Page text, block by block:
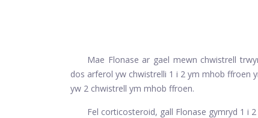
Mae Flonase ar gael mewn chwistrell
dos arferol yw chwistrelli 1 i 2 ym mhob ffroen
yw 2 chwistrell ym mhob ffroen.
Fel corticosteroid, gall Flonase gymryd 1 i